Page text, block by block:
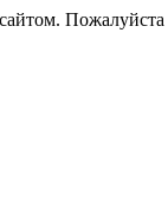
Пожалуйста